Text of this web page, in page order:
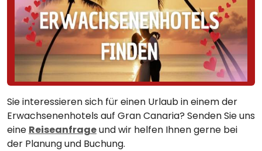
Sie interessieren sich für einen Urlaub in einem der
Erwachsenenhotels auf Gran Canaria? Senden Sie uns
eine Reiseanfrageund wir helfen Ihnen gerne bei
der Planung und Buchung.